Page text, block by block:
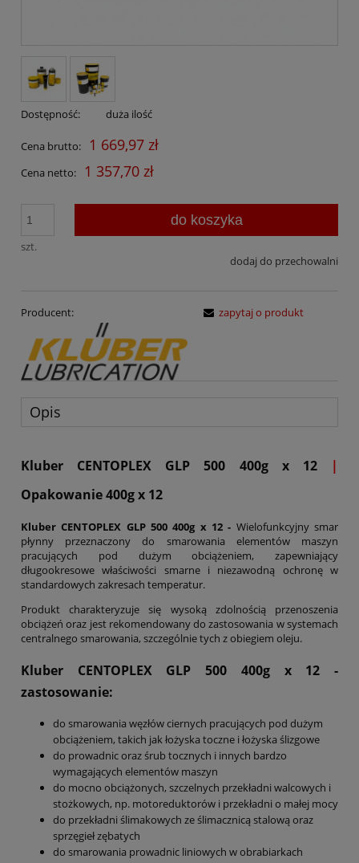
Dostępność: duża ilość
Cena brutto: 1 669,97 zł
Cena netto: 1 357,70 zł
szt.
do koszyka
dodaj do przechowalni
Producent: zapytaj o produkt
Opis
Kluber CENTOPLEX GLP 500 400g x 12
|
Opakowanie 400g x 12
Kluber CENTOPLEX GLP 500 400g x 12 - Wielofunkcyjny smar
płynny przeznaczony do smarowania elementów maszyn
pracujących pod dużym obciążeniem, zapewniający
długookresowe właściwości smarne i niezawodną ochronę w
standardowych zakresach temperatur.
Produkt charakteryzuje się wysoką zdolnością przenoszenia
obciążeń oraz jest rekomendowany do zastosowania w systemach
centralnego smarowania, szczególnie tych z obiegiem oleju.
Kluber CENTOPLEX GLP 500 400g x 12 -
zastosowanie:
do smarowania węzłów ciernych pracujących pod dużym
obciążeniem, takich jak łożyska toczne i łożyska ślizgowe
do prowadnic oraz śrub tocznych i innych bardzo
wymagających elementów maszyn
do mocno obciążonych, szczelnych przekładni walcowych i
stożkowych, np. motoreduktorów i przekładni o małej mocy
do przekładni ślimakowych ze ślimacznicą stalową oraz
sprzęgieł zębatych
do smarowania prowadnic liniowych w obrabiarkach